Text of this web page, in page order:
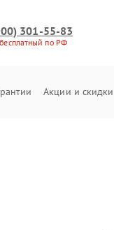
301-55-83
по РФ
Акции и скидки